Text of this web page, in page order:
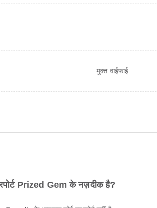
मुक्त वाईफाई
Prized Gem के नज़दीक है?